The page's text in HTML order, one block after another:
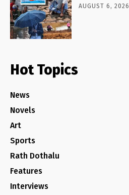
AUGUST 6, 2026
Hot Topics
News
Novels
Art
Sports
Rath Dothalu
Features
Interviews